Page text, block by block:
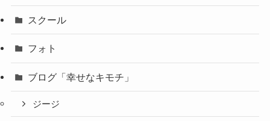
スクール
フォト
ブログ「幸せなキモチ」
ジージ